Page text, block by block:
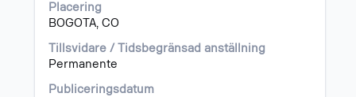
Placering
BOGOTA, CO
Tillsvidare / Tidsbegränsad anställning
Permanente
Publiceringsdatum
att
visa
allt
innehåll
jobbeskrivningen.